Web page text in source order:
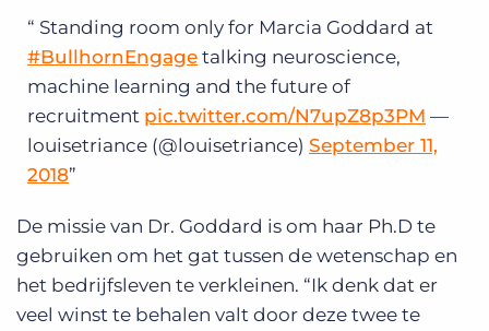
Standing room only for Marcia Goddard at
#BullhornEngage talking neuroscience,
machine learning and the future of
recruitment pic.twitter.com/N7upZ8p3PM —
louisetriance (@louisetriance) September 11,
2018
De missie van Dr. Goddard is om haar Ph.D te
gebruiken om het gat tussen de wetenschap en
het bedrijfsleven te verkleinen. “Ik denk dat er
veel winst te behalen valt door deze twee te